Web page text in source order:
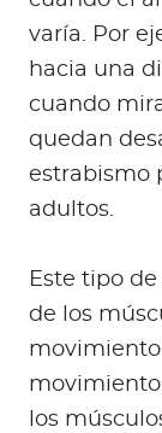
varía. Por
hacia una
cuando
quedan
estrabismo
adultos.
Este tipo
de los
movimiento
movimiento
los